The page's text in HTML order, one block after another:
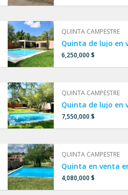
QUINTA CAMPESTRE
Quinta de lujo en
6,250,000 $
QUINTA CAMPESTRE
Quinta de lujo en
7,550,000 $
QUINTA CAMPESTRE
Quinta en venta
4,080,000 $